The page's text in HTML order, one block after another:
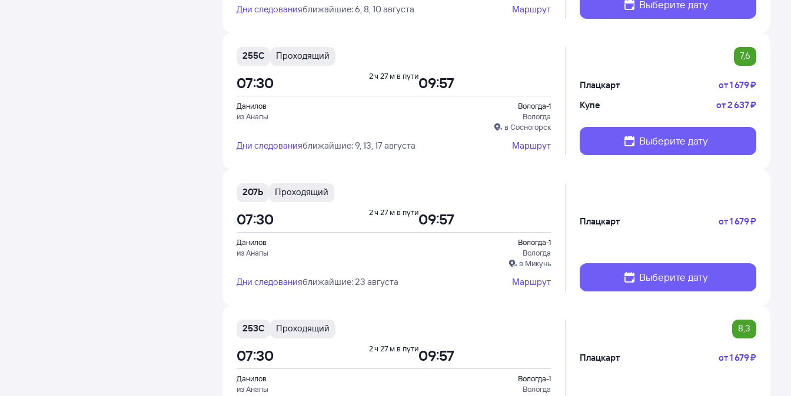
Дни следованияближайшие: 6, 8, 10 августа Маршрут Выберите дату
255С Проходящий 7,6
Данилов
из Анапы
Вологда-1
Вологда
в Сосногорск
07:30 09:57
2 ч 27 м в пути
Дни следованияближайшие: 9, 13, 17 августа Маршрут
Плацкарт от1 ⁠679 ⁠₽
Купе
от2 ⁠637 ⁠₽
Выберите дату
207Ь Проходящий
Данилов
из Анапы
Вологда-1
Вологда
в Микунь
07:30 09:57
2 ч 27 м в пути
Дни следованияближайшие: 23 августа Маршрут
Плацкарт от1 ⁠679 ⁠₽
Выберите дату
253С Проходящий 8,3
Данилов
из Анапы
Вологда-1
Вологда
07:30 09:57
2 ч 27 м в пути
Плацкарт от1 ⁠679 ⁠₽